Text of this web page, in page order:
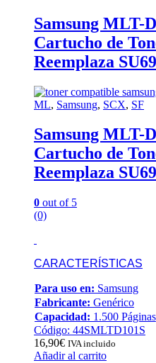
Samsung MLT-
Cartucho de
Reemplaza
ML, Samsung, SCX, SF
Samsung MLT-
Cartucho de
Reemplaza
0 out of 5
(0)
CARACTERÍSTICAS
Para uso en: Samsung
Fabricante: Genérico
Capacidad: 1.500 Páginas
Código: 44SMLTD101S
16,90€ IVA incluido
Añadir al carrito